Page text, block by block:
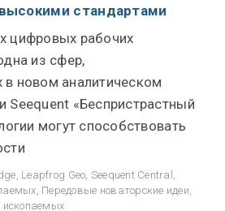
стандартами
цифровых рабочих
из сфер,
новом аналитическом
Seequent «Беспристрастный
могут способствовать
, Leapfrog Geo, Seequent Central ,
, Передовые новаторские идеи,
ископаемых